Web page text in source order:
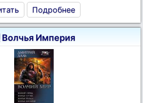
Подробнее
Волчья Империя